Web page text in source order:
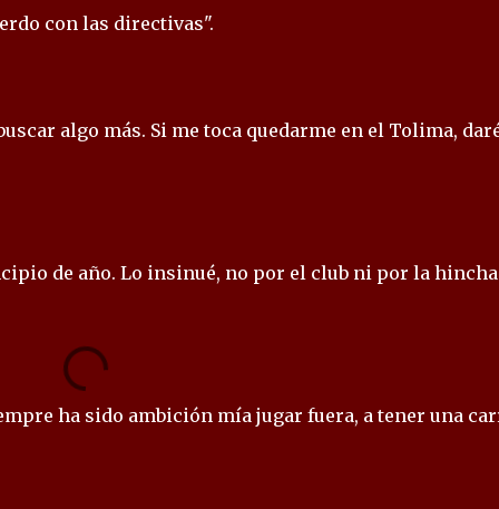
con las directivas".
algo más. Si me toca quedarme en el Tolima,
de año. Lo insinué, no por el club ni por la
ha sido ambición mía jugar fuera, a tener una